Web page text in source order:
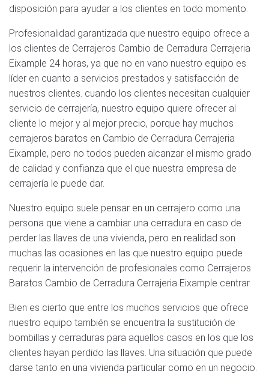
disposición para ayudar a los clientes en todo momento.
Profesionalidad garantizada que nuestro equipo ofrece a
los clientes de Cerrajeros Cambio de Cerradura Cerrajeria
Eixample 24 horas, ya que no en vano nuestro equipo es
líder en cuanto a servicios prestados y satisfacción de
nuestros clientes. cuando los clientes necesitan cualquier
servicio de cerrajería, nuestro equipo quiere ofrecer al
cliente lo mejor y al mejor precio, porque hay muchos
cerrajeros baratos en Cambio de Cerradura Cerrajeria
Eixample, pero no todos pueden alcanzar el mismo grado
de calidad y confianza que el que nuestra empresa de
cerrajería le puede dar.
Nuestro equipo suele pensar en un cerrajero como una
persona que viene a cambiar una cerradura en caso de
perder las llaves de una vivienda, pero en realidad son
muchas las ocasiones en las que nuestro equipo puede
requerir la intervención de profesionales como Cerrajeros
Baratos Cambio de Cerradura Cerrajeria Eixample centrar.
Bien es cierto que entre los muchos servicios que ofrece
nuestro equipo también se encuentra la sustitución de
bombillas y cerraduras para aquellos casos en los que los
clientes hayan perdido las llaves. Una situación que puede
darse tanto en una vivienda particular como en un negocio.